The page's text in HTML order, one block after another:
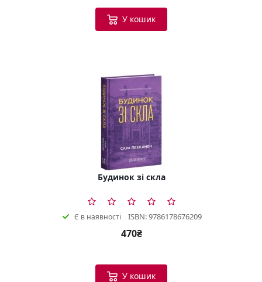
У кошик
Будинок зі скла
Є в наявності ISBN: 9786178676209
470₴
У кошик